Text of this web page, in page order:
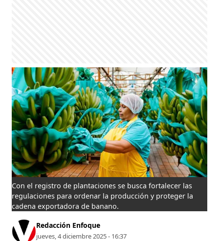
Con el registro de plantaciones se busca fortalecer las
regulaciones para ordenar la producción y proteger la
cadena exportadora de banano.
Redacción Enfoque
jueves, 4 diciembre 2025 - 16:37